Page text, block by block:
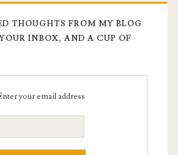
THOUGHTS FROM MY BLOG
INBOX, AND A CUP OF
your email address